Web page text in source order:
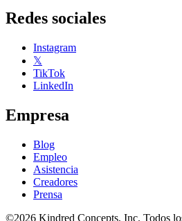
Redes sociales
Instagram
𝕏
TikTok
LinkedIn
Empresa
Blog
Empleo
Asistencia
Creadores
Prensa
©2026 Kindred Concepts, Inc. Todos